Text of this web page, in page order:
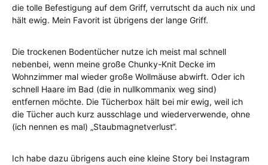
die tolle Befestigung auf dem Griff, verrutscht da auch nix und
hält ewig. Mein Favorit ist übrigens der lange Griff.
Die trockenen Bodentücher nutze ich meist mal schnell
nebenbei, wenn meine große Chunky-Knit Decke im
Wohnzimmer mal wieder große Wollmäuse abwirft. Oder ich
schnell Haare im Bad (die in nullkommanix weg sind)
entfernen möchte. Die Tücherbox hält bei mir ewig, weil ich
die Tücher auch kurz ausschlage und wiederverwende, ohne
(ich nennen es mal) „Staubmagnetverlust“.
Ich habe dazu übrigens auch eine kleine Story bei Instagram